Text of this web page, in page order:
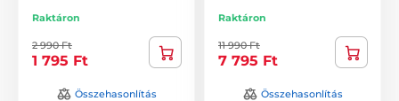
Raktáron
2 990 Ft
1 795 Ft
Összehasonlítás
Raktáron
11 990 Ft
7 795 Ft
Összehasonlítás